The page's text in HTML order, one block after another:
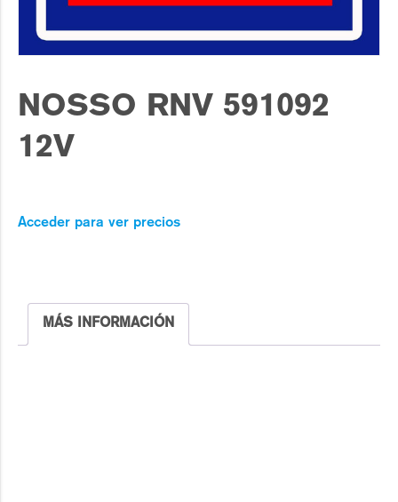
NOSSO RNV 591092
12V
Acceder para ver precios
MÁS INFORMACIÓN